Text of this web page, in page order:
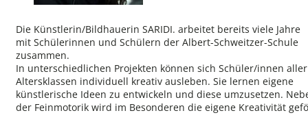
Die Künstlerin/Bildhauerin SARIDI. arbeitet bereits viele Jahre
mit Schülerinnen und Schülern der Albert-Schweitzer-Schule
zusammen.
In unterschiedlichen Projekten können sich Schüler/innen
Altersklassen individuell kreativ ausleben. Sie lernen eigene
künstlerische Ideen zu entwickeln und diese umzusetzen.
der Feinmotorik wird im Besonderen die eigene Kreativität